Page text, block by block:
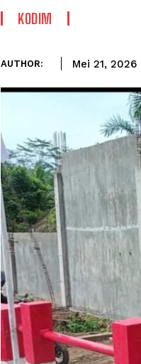
KODIM
AUTHOR: Mei 21, 2026